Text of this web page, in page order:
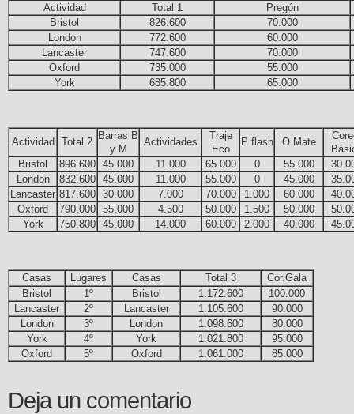
Actividad Total 1
Pregón
Bristol
826.600
70.000
London
772.600
60.000
Lancaster
747.600
70.000
Oxford
735.000
55.000
York
685.800 65.000
Actividad Total 2
Barras B
y M
Actividades
Traje
Eco
P flash O Mate
Bristol
896.600 45.000 11.000 65.000 0 55.000
London
832.600 45.000 11.000 55.000 0 45.000
Lancaster 817.600 30.000 7.000 70.000 1.000 60.000
Oxford
790.000 55.000 4.500 50.000 1.500 50.000
York
750.800 45.000 14.000 60.000 2.000 40.000
Casas Lugares Casas Total 3
Cor.Gala
Bristol
1º Bristol 1.172.600
100.000
Lancaster
2º Lancaster 1.105.600
90.000
London
3º London 1.098.600
80.000
York
4º York 1.021.800
95.000
Oxford
5º Oxford 1.061.000 85.000
Deja un comentario